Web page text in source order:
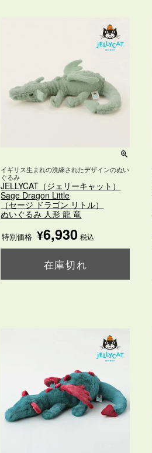
イギリス生まれの洗練されたデザインのぬい
ぐるみ
JELLYCAT（ジェリーキャット）
Sage Dragon Little
（セージ ドラゴン リトル）
ぬいぐるみ 人形 龍 竜
特別価格 ¥6,930 税込
在庫切れ
購入ページを見る